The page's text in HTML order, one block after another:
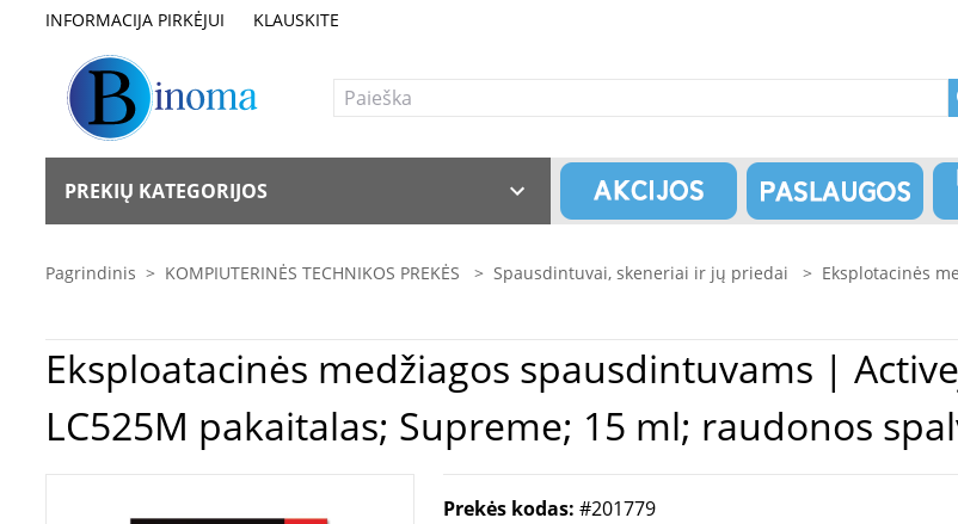
INFORMACIJA PIRKĖJUI KLAUSKITE
PREKIŲ KATEGORIJOS
Pagrindinis > KOMPIUTERINĖS TECHNIKOS PREKĖS > Spausdintuvai, skeneriai ir jų priedai > Eksplotacinės
Eksploatacinės medžiagos spausdintuvams | Activejet AB-525MN rašalas (Brother
LC525M pakaitalas; Supreme; 15 ml; raudonos
Prekės kodas: #201779